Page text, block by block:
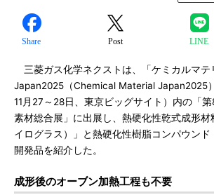
Share Post LINE
三菱ガス化学ネクストは、「ケミカルマテ
Japan2025（Chemical Material Japan2025
11月27～28日、東京ビッグサイト）内の「第
素材総合展」に出展し、熱硬化性乾式成形
イログラス）」と熱硬化性樹脂コンパウン
開発品を紹介した。
成形後のオーブン加熱工程も不要